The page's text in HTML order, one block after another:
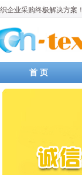
企业采购终极解决方案！
首 页